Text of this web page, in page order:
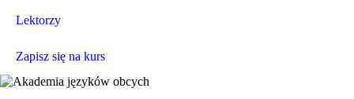
Lektorzy
Zapisz się na kurs